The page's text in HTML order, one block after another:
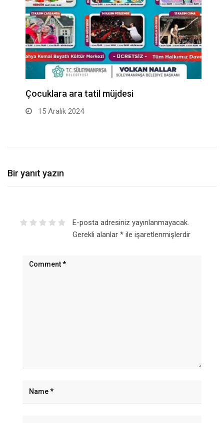
Çocuklara ara tatil müjdesi
15 Aralık 2024
Bir yanıt yazın
E-posta adresiniz yayınlanmayacak.
Gerekli alanlar *ile işaretlenmişlerdir